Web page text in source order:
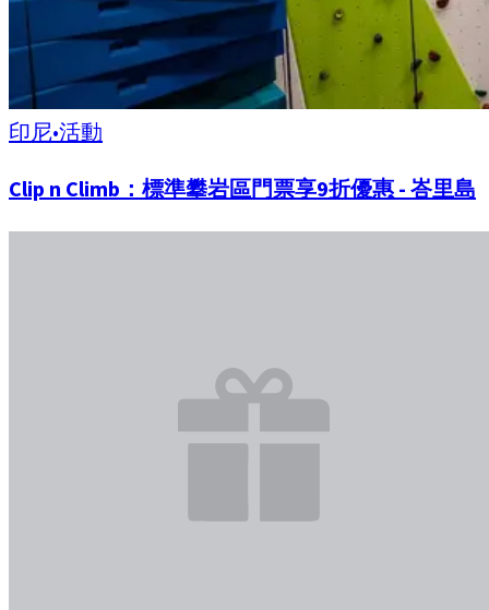
印尼•活動
Clip n Climb：標準攀岩區門票享9折優惠 - 峇里島